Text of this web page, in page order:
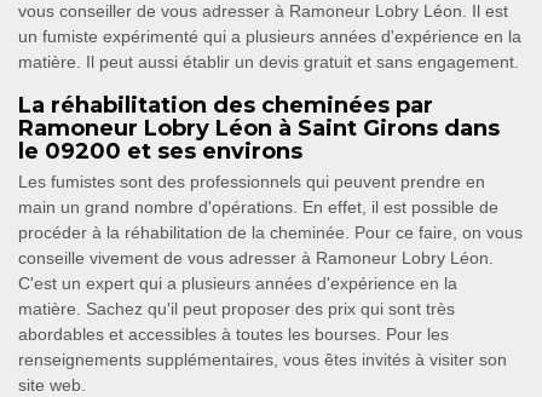
vous conseiller de vous adresser à Ramoneur Lobry Léon. Il est
un fumiste expérimenté qui a plusieurs années d'expérience en la
matière. Il peut aussi établir un devis gratuit et sans engagement.
La réhabilitation des cheminées par
Ramoneur Lobry Léon à Saint Girons dans
le 09200 et ses environs
Les fumistes sont des professionnels qui peuvent prendre en
main un grand nombre d'opérations. En effet, il est possible de
procéder à la réhabilitation de la cheminée. Pour ce faire, on vous
conseille vivement de vous adresser à Ramoneur Lobry Léon.
C'est un expert qui a plusieurs années d'expérience en la
matière. Sachez qu'il peut proposer des prix qui sont très
abordables et accessibles à toutes les bourses. Pour les
renseignements supplémentaires, vous êtes invités à visiter son
site web.